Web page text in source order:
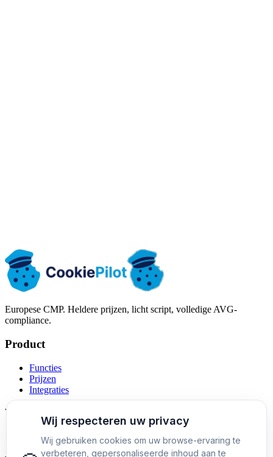
Gratis starten
Europese CMP. Heldere prijzen, licht script, volledige AVG-
compliance.
Product
Functies
Prijzen
Integraties
Vergelijkingen
Cookiebot-alternatief